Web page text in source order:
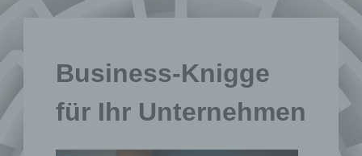
Business-Knigge
für Ihr Unternehmen